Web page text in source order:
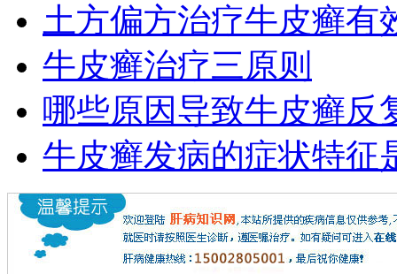
土方偏方治疗牛皮癣有
牛皮癣治疗三原则
哪些原因导致牛皮癣反
牛皮癣发病的症状特征